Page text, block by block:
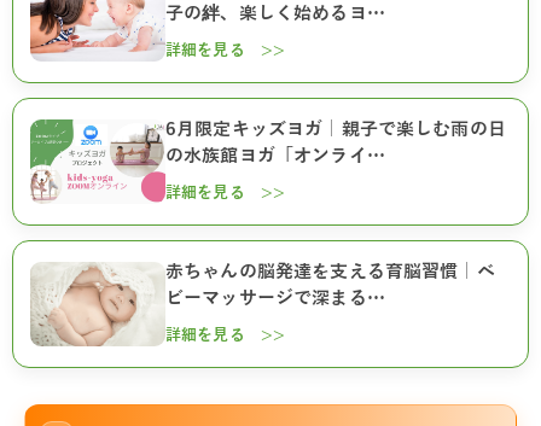
子の絆、楽しく始めるヨ…
詳細を見る >>
6月限定キッズヨガ｜親子で楽しむ雨の日
の水族館ヨガ「オンライ…
詳細を見る >>
赤ちゃんの脳発達を支える育脳習慣｜ベ
ビーマッサージで深まる…
詳細を見る >>